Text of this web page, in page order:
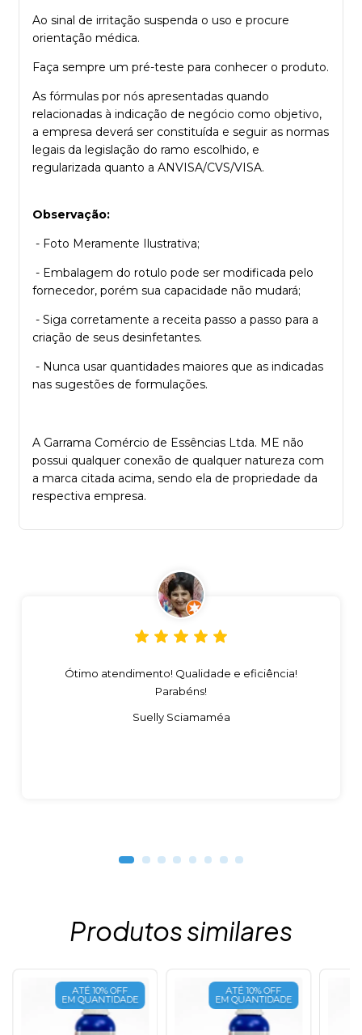
Ao sinal de irritação suspenda o uso e procure
orientação médica.
Faça sempre um pré-teste para conhecer o produto.
As fórmulas por nós apresentadas quando
relacionadas à indicação de negócio como objetivo,
a empresa deverá ser constituída e seguir as normas
legais da legislação do ramo escolhido, e
regularizada quanto a ANVISA/CVS/VISA.
Observação:
- Foto Meramente Ilustrativa;
- Embalagem do rotulo pode ser modificada pelo
fornecedor, porém sua capacidade não mudará;
- Siga corretamente a receita passo a passo para a
criação de seus desinfetantes.
- Nunca usar quantidades maiores que as indicadas
nas sugestões de formulações.
A Garrama Comércio de Essências Ltda. ME não
possui qualquer conexão de qualquer natureza com
a marca citada acima, sendo ela de propriedade da
respectiva empresa.
Ótimo atendimento! Qualidade e eficiência!
Parabéns!
Suelly Sciamaméa
Produtos similares
ATÉ 10% OFF
EM QUANTIDADE
ATÉ 10% OFF
EM QUANTIDADE